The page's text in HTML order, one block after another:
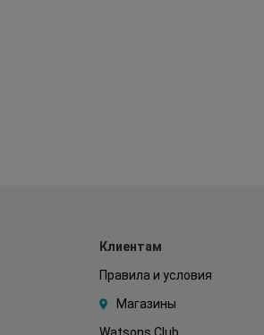
Клиентам
Правила и условия
Магазины